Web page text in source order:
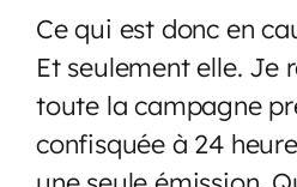
Ce qui est donc en
Et seulement elle. Je
toute la campagne
confisquée à 24